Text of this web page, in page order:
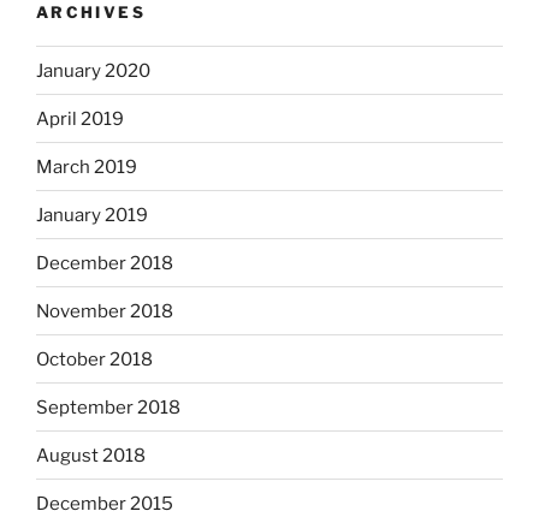
ARCHIVES
January 2020
April 2019
March 2019
January 2019
December 2018
November 2018
October 2018
September 2018
August 2018
December 2015